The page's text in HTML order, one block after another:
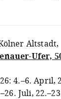
Altstadt,
Ufer,
4.–6. April,
Juli,